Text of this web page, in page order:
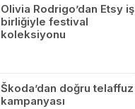
Olivia Rodrigo’dan Etsy iş
birliğiyle festival
koleksiyonu
Škoda’dan doğru telaffuz
kampanyası